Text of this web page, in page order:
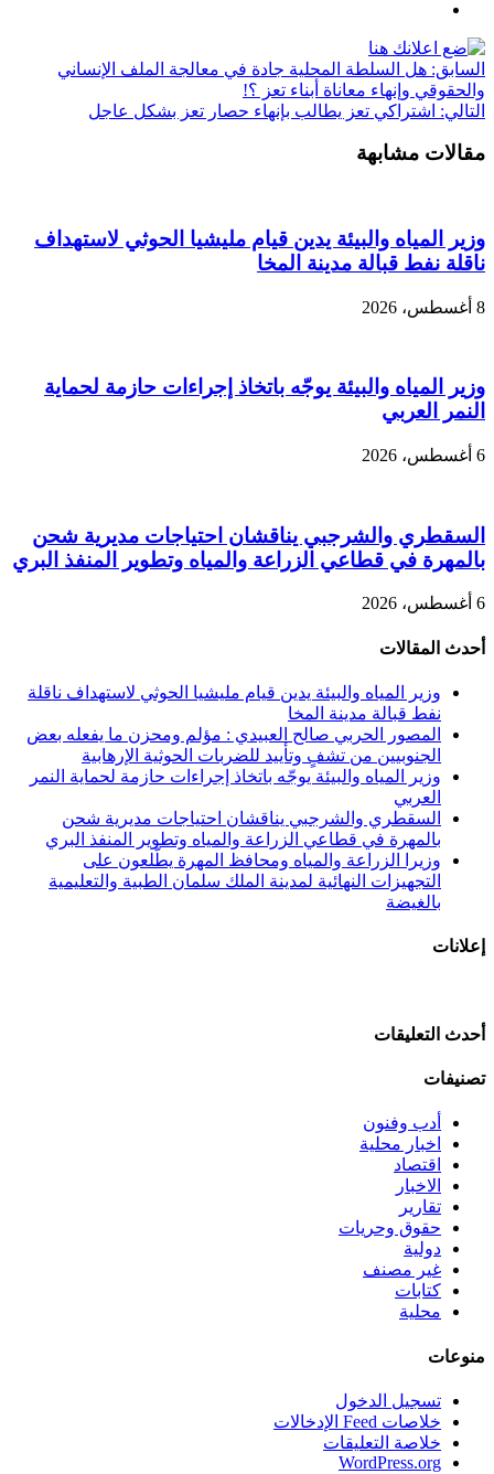
السابق: هل السلطة المحلية جادة في معالجة الملف الإنساني
والحقوقي وإنهاء معاناة أبناء تعز ؟!
التالي: اشتراكي تعز يطالب بإنهاء حصار تعز بشكل عاجل
مقالات مشابهة
وزير المياه والبيئة يدين قيام مليشيا الحوثي لاستهداف
ناقلة نفط قبالة مدينة المخا
8 أغسطس، 2026
وزير المياه والبيئة يوجّه باتخاذ إجراءات حازمة لحماية
النمر العربي
6 أغسطس، 2026
السقطري والشرجبي يناقشان احتياجات مديرية شحن
بالمهرة في قطاعي الزراعة والمياه وتطوير المنفذ البري
6 أغسطس، 2026
أحدث المقالات
وزير المياه والبيئة يدين قيام مليشيا الحوثي لاستهداف ناقلة
نفط قبالة مدينة المخا
المصور الحربي صالح العبيدي : مؤلم ومحزن ما يفعله بعض
الجنوبيين من تشفٍ وتأييد للضربات الحوثية الإرهابية
وزير المياه والبيئة يوجّه باتخاذ إجراءات حازمة لحماية النمر
العربي
السقطري والشرجبي يناقشان احتياجات مديرية شحن
بالمهرة في قطاعي الزراعة والمياه وتطوير المنفذ البري
وزيرا الزراعة والمياه ومحافظ المهرة يطّلعون على
التجهيزات النهائية لمدينة الملك سلمان الطبية والتعليمية
بالغيضة
إعلانات
أحدث التعليقات
تصنيفات
أدب وفنون
اخبار محلية
اقتصاد
الاخبار
تقارير
حقوق وحريات
دولية
غير مصنف
كتابات
محلية
منوعات
تسجيل الدخول
خلاصات Feed الإدخالات
خلاصة التعليقات
WordPress.org